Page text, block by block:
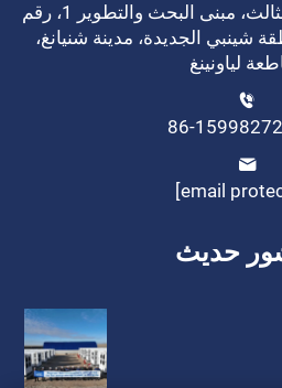
الغرفة 16-298، الطابق الثالث، مبنى البحث والتطوير 1، رقم
شينبي الجديدة، مدينة شنيانغ،
لياونينغ
حديث